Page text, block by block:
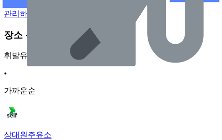
관리하기
장소 근처 주유소
휘발유
•
가까운순
상대원주유소